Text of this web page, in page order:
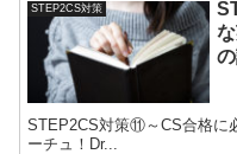
STEP2CS対策
STEP2CS対策⑪～CS合格に
ーチュ！Dr...